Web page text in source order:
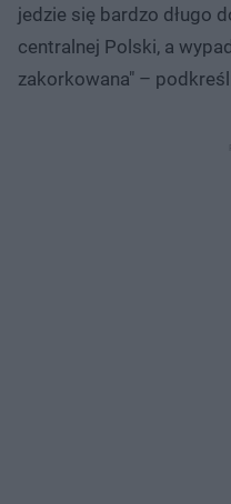
jedzie się bardzo długo
centralnej Polski, a
zakorkowana" –